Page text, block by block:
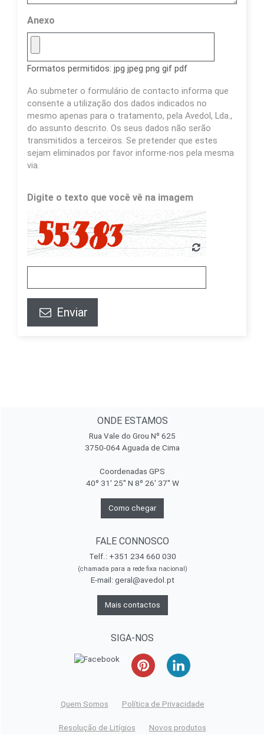
Anexo
Formatos permitidos: jpg jpeg png gif pdf
Ao submeter o formulário de contacto informa que
consente a utilização dos dados indicados no
mesmo apenas para o tratamento, pela Avedol, Lda.,
do assunto descrito. Os seus dados não serão
transmitidos a terceiros. Se pretender que estes
sejam eliminados por favor informe-nos pela mesma
via.
Digite o texto que você vê na imagem
Enviar
ONDE ESTAMOS
Rua Vale do Grou Nº 625
3750-064 Aguada de Cima
Coordenadas GPS
40º 31' 25'' N 8º 26' 37'' W
Como chegar
FALE CONNOSCO
Telf.: +351 234 660 030
(chamada para a rede fixa nacional)
E-mail: geral@avedol.pt
Mais contactos
SIGA-NOS
Quem Somos Política de Privacidade
Resolução de Litígios Novos produtos